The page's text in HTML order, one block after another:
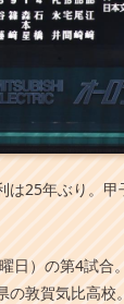
は25年ぶり。
日）の第4試合
の敦賀気比高校